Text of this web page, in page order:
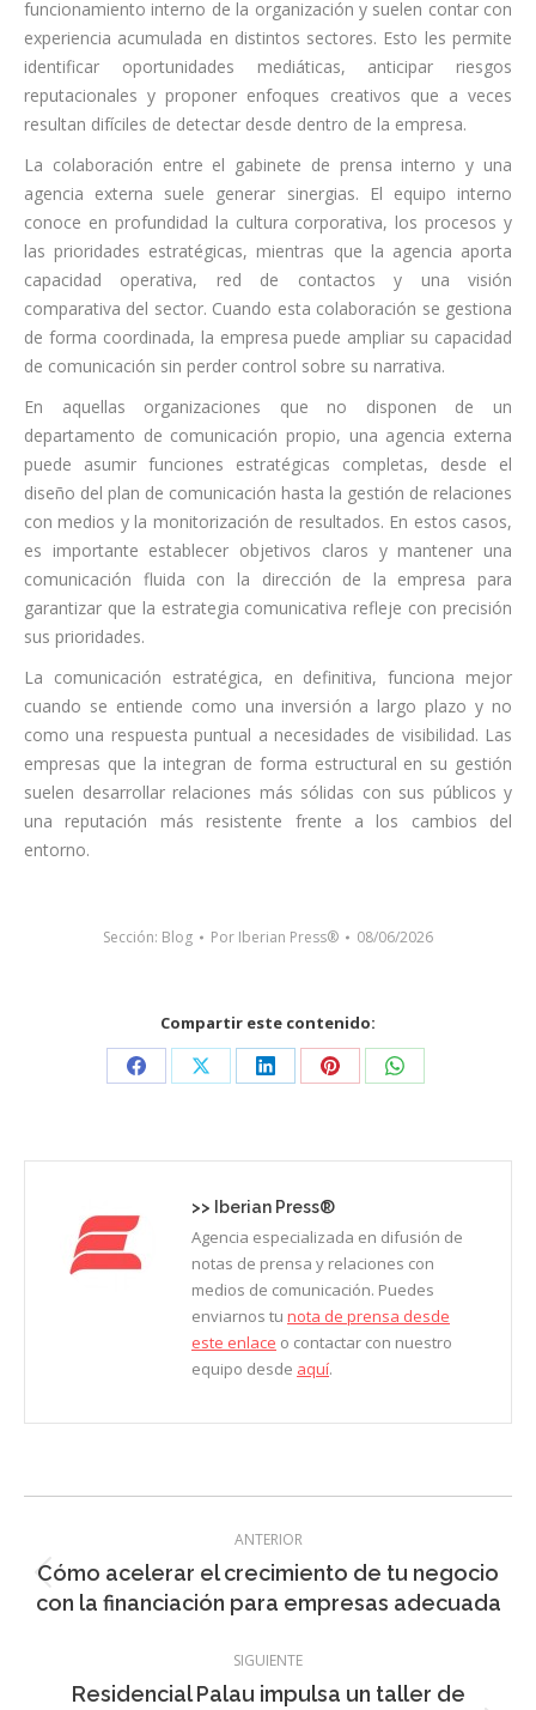
funcionamiento interno de la organización y suelen contar con
experiencia acumulada en distintos sectores. Esto les permite
identificar oportunidades mediáticas, anticipar riesgos
reputacionales y proponer enfoques creativos que a veces
resultan difíciles de detectar desde dentro de la empresa.
La colaboración entre el gabinete de prensa interno y una
agencia externa suele generar sinergias. El equipo interno
conoce en profundidad la cultura corporativa, los procesos y
las prioridades estratégicas, mientras que la agencia aporta
capacidad operativa, red de contactos y una visión
comparativa del sector. Cuando esta colaboración se gestiona
de forma coordinada, la empresa puede ampliar su capacidad
de comunicación sin perder control sobre su narrativa.
En aquellas organizaciones que no disponen de un
departamento de comunicación propio, una agencia externa
puede asumir funciones estratégicas completas, desde el
diseño del plan de comunicación hasta la gestión de relaciones
con medios y la monitorización de resultados. En estos casos,
es importante establecer objetivos claros y mantener una
comunicación fluida con la dirección de la empresa para
garantizar que la estrategia comunicativa refleje con precisión
sus prioridades.
La comunicación estratégica, en definitiva, funciona mejor
cuando se entiende como una inversión a largo plazo y no
como una respuesta puntual a necesidades de visibilidad. Las
empresas que la integran de forma estructural en su gestión
suelen desarrollar relaciones más sólidas con sus públicos y
una reputación más resistente frente a los cambios del
entorno.
Sección: Blog Por Iberian Press® 08/06/2026
Compartir este contenido:
Share
Facebook
Share
X
Share
LinkedIn
Share
Pinterest
Share
WhatsApp
>> Iberian Press®
Agencia especializada en difusión de
notas de prensa y relaciones con
medios de comunicación. Puedes
enviarnos tu nota de prensa desde
este enlace o contactar con nuestro
equipo desde aquí.
entre
entradas
ANTERIOR
Entrada
anterior:
Cómo acelerar el crecimiento de tu negocio
con la financiación para empresas adecuada
SIGUIENTE
Residencial Palau impulsa un taller de